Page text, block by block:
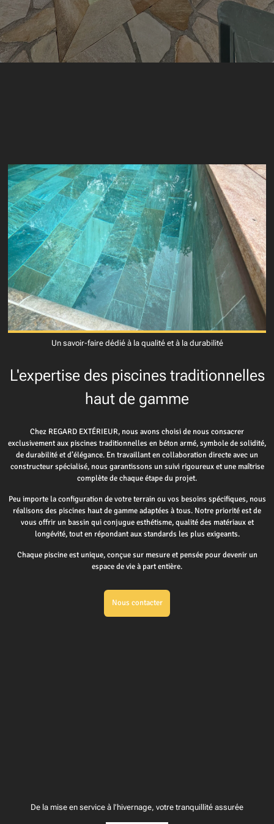
Un savoir-faire dédié à la qualité et à la durabilité
L'expertise des piscines traditionnelles
haut de gamme
Chez REGARD EXTÉRIEUR, nous avons choisi de nous consacrer
exclusivement aux piscines traditionnelles en béton armé, symbole de solidité,
de durabilité et d’élégance. En travaillant en collaboration directe avec un
constructeur spécialisé, nous garantissons un suivi rigoureux et une maîtrise
complète de chaque étape du projet.
Peu importe la configuration de votre terrain ou vos besoins spécifiques, nous
réalisons des piscines haut de gamme adaptées à tous. Notre priorité est de
vous offrir un bassin qui conjugue esthétisme, qualité des matériaux et
longévité, tout en répondant aux standards les plus exigeants.
Chaque piscine est unique, conçue sur mesure et pensée pour devenir un
espace de vie à part entière.
Nous contacter
De la mise en service à l’hivernage, votre tranquillité assurée